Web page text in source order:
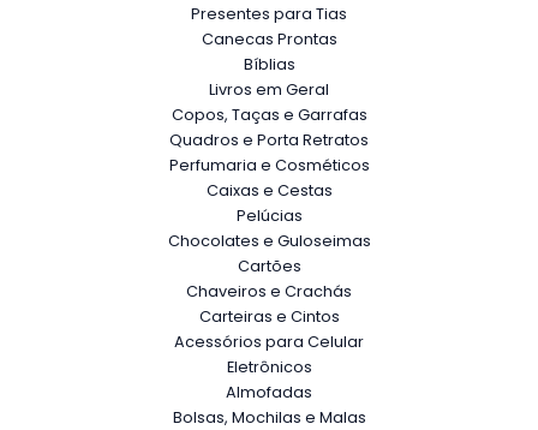
Presentes para Tias
Canecas Prontas
Bíblias
Livros em Geral
Copos, Taças e Garrafas
Quadros e Porta Retratos
Perfumaria e Cosméticos
Caixas e Cestas
Pelúcias
Chocolates e Guloseimas
Cartões
Chaveiros e Crachás
Carteiras e Cintos
Acessórios para Celular
Eletrônicos
Almofadas
Bolsas, Mochilas e Malas